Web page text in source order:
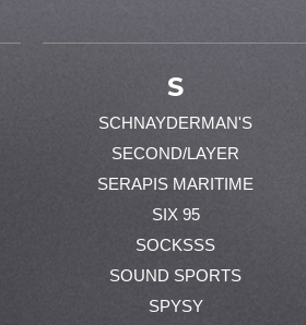
S
SCHNAYDERMAN'S
SECOND/LAYER
SERAPIS MARITIME
SIX 95
SOCKSSS
SOUND SPORTS
SPYSY